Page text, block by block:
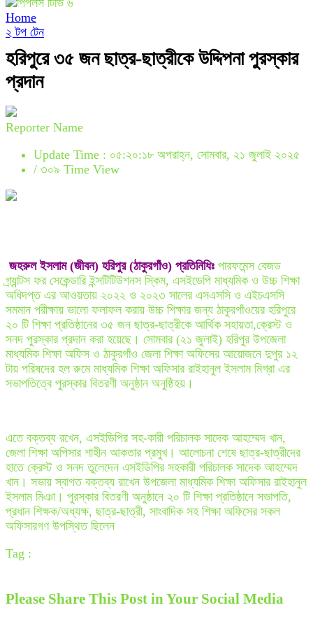
Home
২ টপ টেন
হরিপুরে ৩৫ জন ছাত্র-ছাত্রীকে উদ্দিপনা পুরস্কার
প্রদান
Reporter Name
Update Time : ০৫:২০:১৮ অপরাহ্ন, সোমবার, ২১ জুলাই ২০২৫
/ ৩০৯ Time View
জহরুল ইসলাম (জীবন) হরিপুর (ঠাকুরগাঁও) প্রতিনিধিঃ পারফমেন্স বেজড
গ্র্যান্টস ফর সেকেন্ডারি ইন্সটিটিউশনস স্কিম, এসইডেপি মাধ্যমিক ও উচ্চ শিক্ষা
অধিদপ্ত এর আওয়তায় ২০২২ ও ২০২৩ সালের এসএসসি ও এইচএসসি
সমমান পরীক্ষায় ভালো ফলাফল করায় উচ্চ শিক্ষার জন্য ঠাকুরগাঁওয়ের হরিপুরে
২০ টি শিক্ষা প্রতিষ্ঠানের ৩৫ জন ছাত্র-ছাত্রীকে আর্থিক সহায়তা,ক্রেস্ট ও
সনদ পুরস্কার প্রদান করা হয়েছে। সোমবার (২১ জুলাই) হরিপুর উপজেলা
মাধ্যমিক শিক্ষা অফিস ও ঠাকুরগাঁও জেলা শিক্ষা অফিসের আয়োজনে দুপুর ১২
টায় পরিষদের হল রুমে মাধ্যমিক শিক্ষা অফিসার রাইহানুল ইসলাম মিগ্রা এর
সভাপতিত্বে পুরস্কার বিতরণী অনুষ্ঠান অনুষ্ঠিহয়।
এতে বক্তব্য রখেন, এসইডিপির সহ-কারী পরিচালক সাদেক আহম্মেদ খান,
জেলা শিক্ষা অপিসার শাহীন আকতার প্রমুখ। আলোচনা শেষে ছাত্র-ছাত্রীদের
হাতে ক্রেস্ট ও সনদ তুলেদেন এসইডিপির সহকারী পরিচালক সাদেক আহম্মেদ
খান। সভায় স্বাগত বক্তব্য রাখেন উপজেলা মাধ্যমিক শিক্ষা অফিসার রাইহানুল
ইসলাম মিঞা। পুরস্কার বিতরণী অনুষ্ঠানে ২০ টি শিক্ষা প্রতিষ্ঠানে সভাপতি,
প্রধান শিক্ষক/অধ্যক্ষ, ছাত্র-ছাত্রী, সাংবাদিক সহ শিক্ষা অফিসের সকল
অফিসারগণ উপস্থিত ছিলেন
Tag :
Please Share This Post in Your Social Media